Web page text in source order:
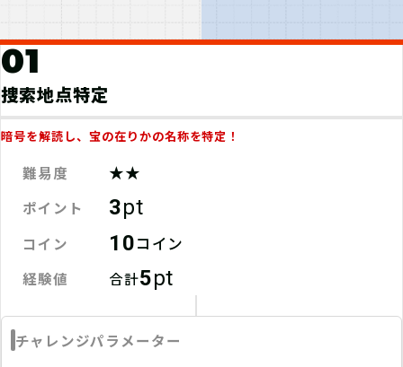
てごたえ
(0件)
Munet
Ranked in TOP HUNTER [2026.1-6]
RANK：F / Lv.115
1/11(日)、午前中の雪は止み明るい青空になりま
したが…、冷たい北風がとても強くて、お宝プレ
ートが飛んでいってしまいそうでした。(念のため
カスタマーサポートに連絡しました。)
01
捜索地点特定
暗号を解読し、宝の在りかの名称を特定！
難易度 ★★
ポイント 3pt
コイン 10コイン
経験値 合計5pt
チャレンジパラメーター